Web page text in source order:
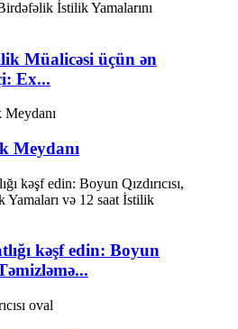
Müalicəsi üçün ən
Ex...
Meydanı
kəşf edin: Boyun
Təmizləmə...